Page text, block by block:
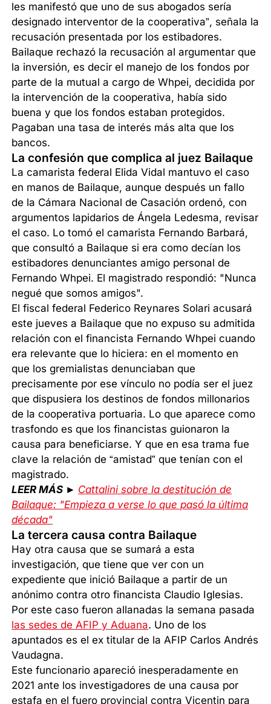
les manifestó que uno de sus abogados sería
designado interventor de la cooperativa”, señala la
recusación presentada por los estibadores.
Bailaque rechazó la recusación al argumentar que
la inversión, es decir el manejo de los fondos por
parte de la mutual a cargo de Whpei, decidida por
la intervención de la cooperativa, había sido
buena y que los fondos estaban protegidos.
Pagaban una tasa de interés más alta que los
bancos.
La confesión que complica al juez Bailaque
La camarista federal Elida Vidal mantuvo el caso
en manos de Bailaque, aunque después un fallo
de la Cámara Nacional de Casación ordenó, con
argumentos lapidarios de Ángela Ledesma, revisar
el caso. Lo tomó el camarista Fernando Barbará,
que consultó a Bailaque si era como decían los
estibadores denunciantes amigo personal de
Fernando Whpei. El magistrado respondió: "Nunca
negué que somos amigos".
El fiscal federal Federico Reynares Solari acusará
este jueves a Bailaque que no expuso su admitida
relación con el financista Fernando Whpei cuando
era relevante que lo hiciera: en el momento en
que los gremialistas denunciaban que
precisamente por ese vínculo no podía ser el juez
que dispusiera los destinos de fondos millonarios
de la cooperativa portuaria. Lo que aparece como
trasfondo es que los financistas guionaron la
causa para beneficiarse. Y que en esa trama fue
clave la relación de “amistad” que tenían con el
magistrado.
LEER MÁS ► Cattalini sobre la destitución de
Bailaque: "Empieza a verse lo que pasó la última
década"
La tercera causa contra Bailaque
Hay otra causa que se sumará a esta
investigación, que tiene que ver con un
expediente que inició Bailaque a partir de un
anónimo contra otro financista Claudio Iglesias.
Por este caso fueron allanadas la semana pasada
las sedes de AFIP y Aduana. Uno de los
apuntados es el ex titular de la AFIP Carlos Andrés
Vaudagna.
Este funcionario apareció inesperadamente en
2021 ante los investigadores de una causa por
estafa en el fuero provincial contra Vicentin para